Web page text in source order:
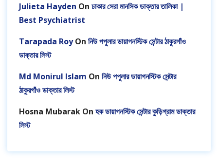
Julieta Hayden On ঢাকার সেরা মানসিক ডাক্তার তালিকা |
Best Psychiatrist
Tarapada RoyOn নিউ পপুলার ডায়াগনস্টিক সেন্টার ঠাকুরগাঁও
ডাক্তার লিস্ট
Md Monirul Islam On নিউ পপুলার ডায়াগনস্টিক সেন্টার
ঠাকুরগাঁও ডাক্তার লিস্ট
Hosna Mubarak On হক ডায়াগনস্টিক সেন্টার কুড়িগ্রাম ডাক্তার
লিস্ট